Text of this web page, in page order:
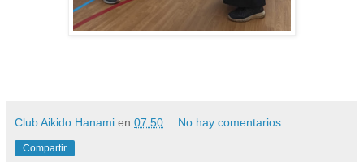
Club Aikido Hanami en 07:50 No hay comentarios:
Compartir